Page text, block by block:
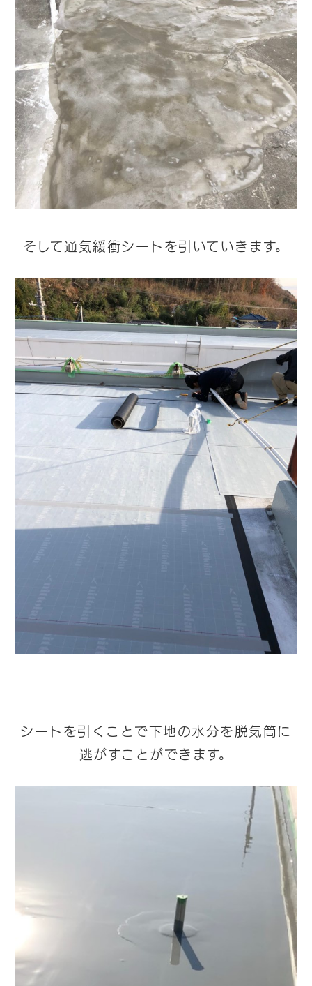
そして通気緩衝シートを引いていきます。
シートを引くことで下地の水分を脱気筒に
逃がすことができます。